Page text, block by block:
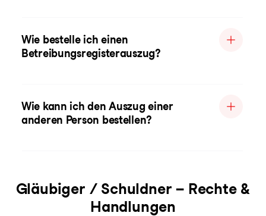
Wie bestelle ich einen
Betreibungsregisterauszug?
Wie kann ich den Auszug einer
anderen Person bestellen?
Gläubiger / Schuldner – Rechte &
Handlungen